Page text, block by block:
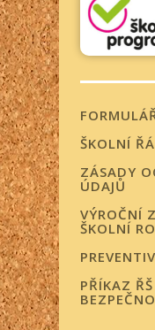
ŠKOLNÍ
ZÁSADY
ÚDAJŮ
VÝROČNÍ
ŠKOLNÍ
PŘÍKAZ